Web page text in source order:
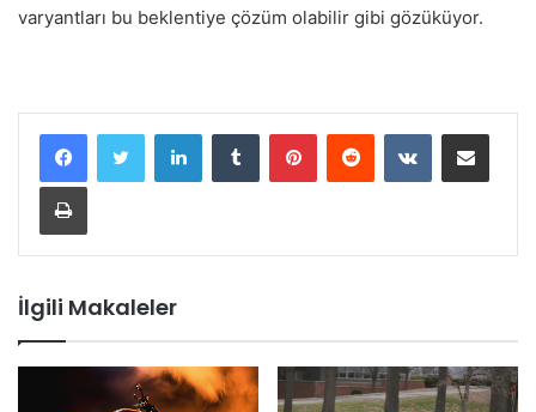
varyantları bu beklentiye çözüm olabilir gibi gözüküyor.
İlgili Makaleler